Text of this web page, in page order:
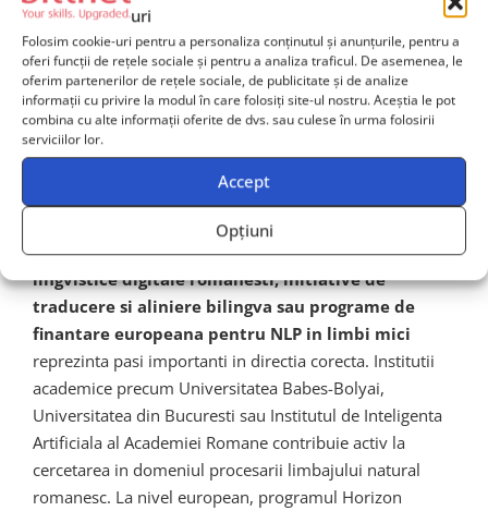
uri
Folosim cookie-uri pentru a personaliza conținutul și anunțurile, pentru a
oferi funcții de rețele sociale și pentru a analiza traficul. De asemenea, le
oferim partenerilor de rețele sociale, de publicitate și de analize
informații cu privire la modul în care folosiți site-ul nostru. Aceștia le pot
combina cu alte informații oferite de dvs. sau culese în urma folosirii
serviciilor lor.
Accept
Opțiuni
pentru educatie, munca sau creativitate.
Initiativele locale si regionale
pentru combaterea biasului
de Est, au aparut in ultimii ani initiative valoroase care
incearca sa adreseze problema reprezentarii lingvistice
in AI.Proiecte precum crearea de corpus-uri
lingvistice digitale romanesti, initiative de
traducere si aliniere bilingva sau programe de
finantare europeana pentru NLP in limbi mici
reprezinta pasi importanti in directia corecta. Institutii
academice precum Universitatea Babes-Bolyai,
Universitatea din Bucuresti sau Institutul de Inteligenta
Artificiala al Academiei Romane contribuie activ la
cercetarea in domeniul procesarii limbajului natural
romanesc. La nivel european, programul Horizon